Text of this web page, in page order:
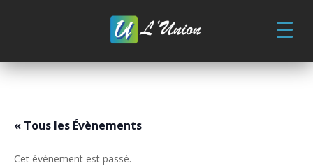
« Tous les Évènements
Cet évènement est passé.